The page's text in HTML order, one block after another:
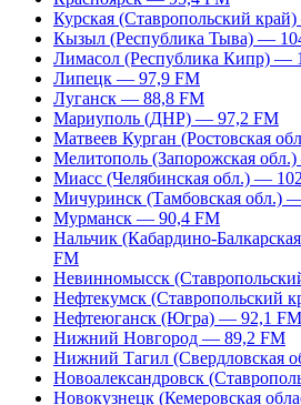
Курская (Ставропольский
Кызыл (Республика Тыва) —
Лимасол (Республика Кипр) —
Липецк — 97,9 FM
Луганск — 88,8 FM
Мариуполь (ДНР) — 97,2 FM
Матвеев Курган (Ростовская
Мелитополь (Запорожская
Миасс (Челябинская обл.) —
Мичуринск (Тамбовская обл.)
Мурманск — 90,4 FM
Нальчик (Кабардино-
FM
Невинномысск
Нефтекумск (Ставропольский
Нефтеюганск (Югра) — 92,1 FM
Нижний Новгород — 89,2 FM
Нижний Тагил (Свердловская
Новоалександровск
Новокузнецк (Кемеровская